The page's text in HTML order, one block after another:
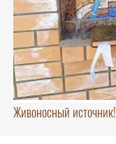
Живоносный источник!